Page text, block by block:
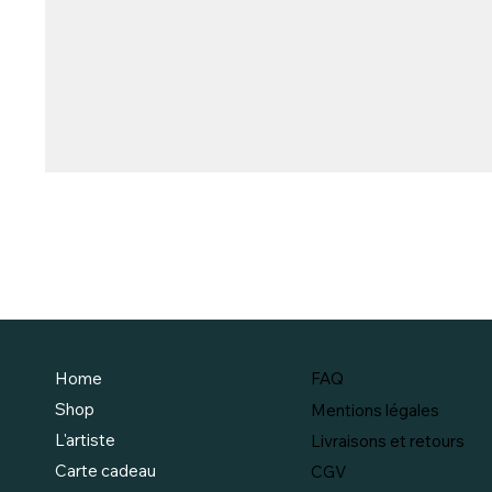
Home
Shop
L'artiste
Carte cadeau
FAQ
Mentions légales
Livraisons et retours
CGV